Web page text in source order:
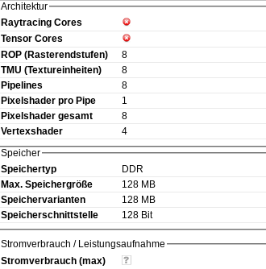
Architektur
Raytracing Cores
Tensor Cores
ROP (Rasterendstufen)
8
TMU (Textureinheiten)
8
Pipelines
8
Pixelshader pro Pipe
1
Pixelshader gesamt
8
Vertexshader
4
Speicher
Speichertyp
DDR
Max. Speichergröße
128 MB
Speichervarianten
128 MB
Speicherschnittstelle
128 Bit
Stromverbrauch / Leistungsaufnahme
Stromverbrauch (max)